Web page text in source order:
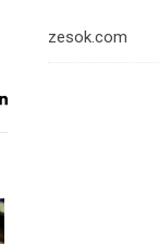
zesok.com